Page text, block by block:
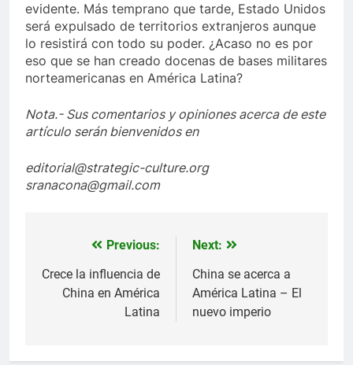
evidente. Más temprano que tarde, Estado Unidos
será expulsado de territorios extranjeros aunque
lo resistirá con todo su poder. ¿Acaso no es por
eso que se han creado docenas de bases militares
norteamericanas en América Latina?
Nota.- Sus comentarios y opiniones acerca de este
artículo serán bienvenidos en
editorial@strategic-culture.org
sranacona@gmail.com
Navegación
de
Previous:
Crece la influencia de
China en América
Latina
Next:
China se acerca a
América Latina – El
nuevo imperio